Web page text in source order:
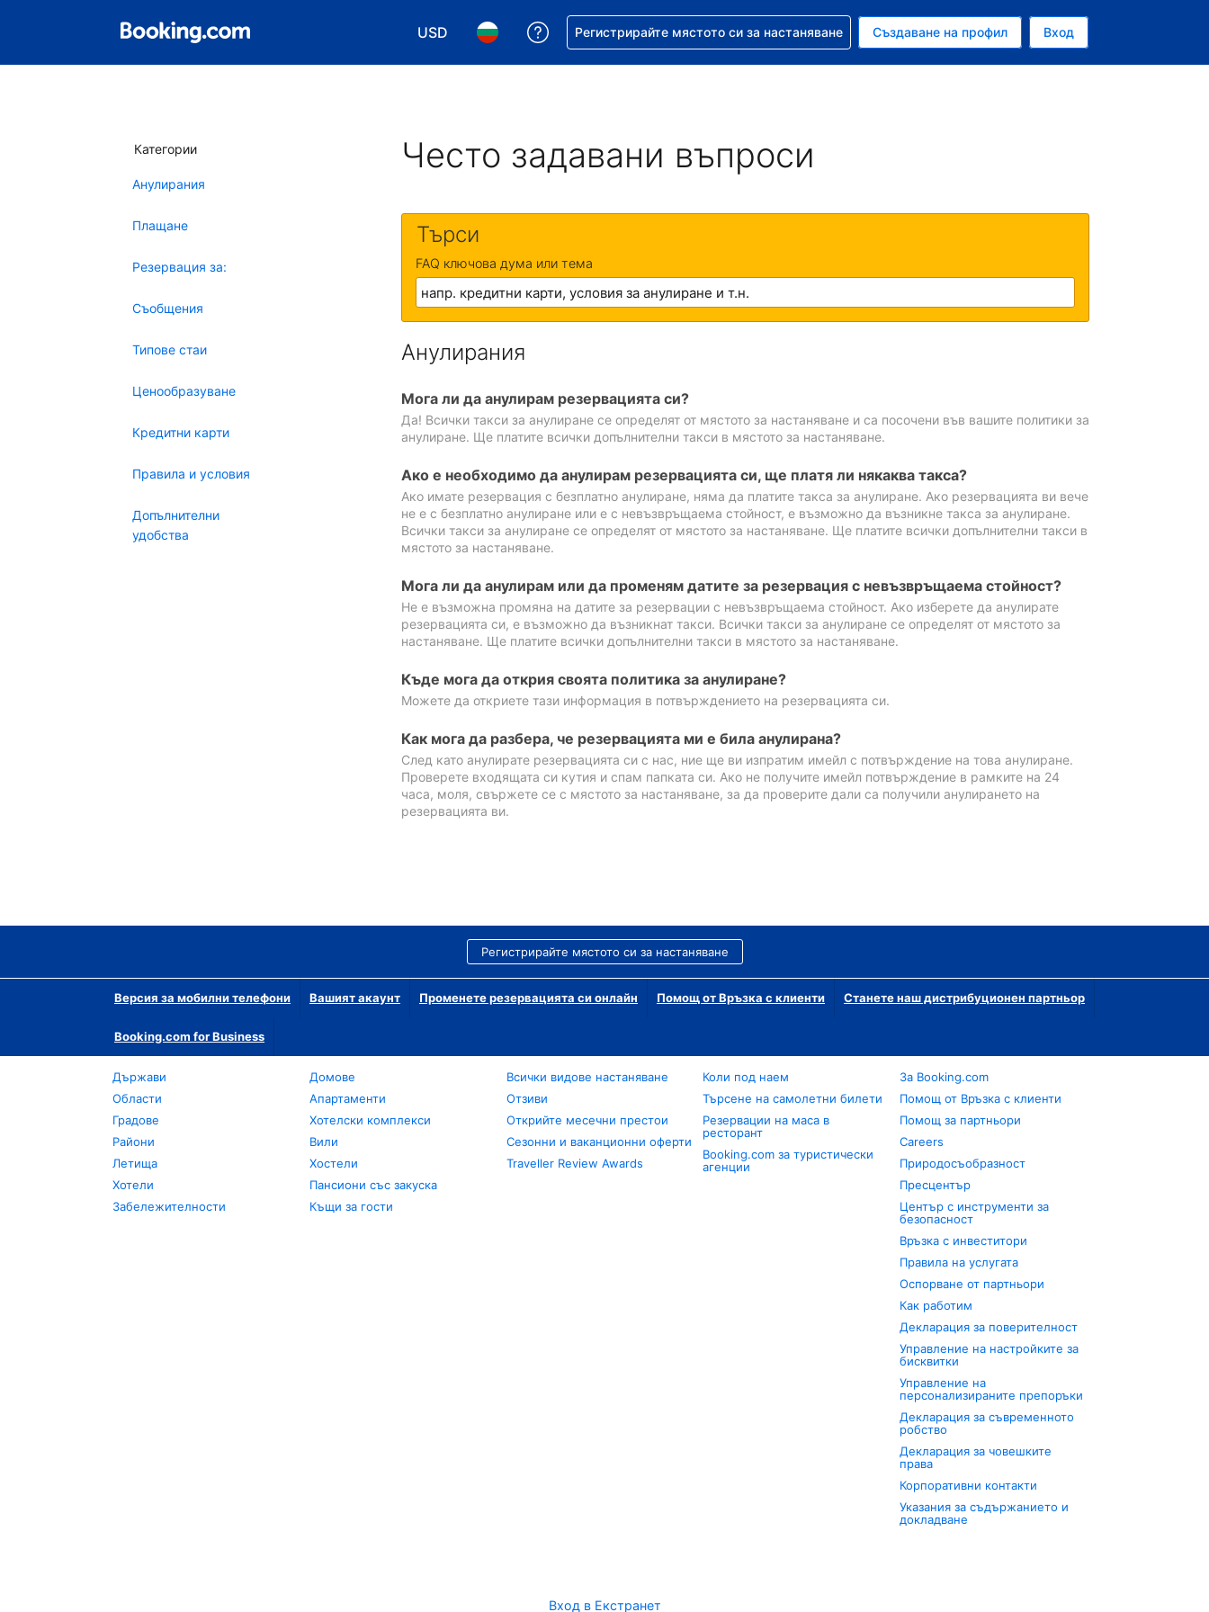
USD
Избор на валута. Избрана валута - Американски долар
Избор на език. Избран език - Български
Помощ с резервацията ви
Регистрирайте мястото си за настаняване Създаване на профил Вход
Категории
Анулирания
Плащане
Резервация за:
Съобщения
Типове стаи
Ценообразуване
Кредитни карти
Правила и условия
Допълнителни
удобства
Често задавани въпроси
Търси
FAQ ключова дума или тема
Анулирания
Мога ли да анулирам резервацията си?
Да! Всички такси за анулиране се определят от мястото за настаняване и са посочени във вашите политики за
анулиране. Ще платите всички допълнителни такси в мястото за настаняване.
Ако е необходимо да анулирам резервацията си, ще платя ли някаква такса?
Ако имате резервация с безплатно анулиране, няма да платите такса за анулиране. Ако резервацията ви вече
не е с безплатно анулиране или е с невъзвръщаема стойност, е възможно да възникне такса за анулиране.
Всички такси за анулиране се определят от мястото за настаняване. Ще платите всички допълнителни такси в
мястото за настаняване.
Мога ли да анулирам или да променям датите за резервация с невъзвръщаема стойност?
Не е възможна промяна на датите за резервации с невъзвръщаема стойност. Ако изберете да анулирате
резервацията си, е възможно да възникнат такси. Всички такси за анулиране се определят от мястото за
настаняване. Ще платите всички допълнителни такси в мястото за настаняване.
Къде мога да открия своята политика за анулиране?
Можете да откриете тази информация в потвърждението на резервацията си.
Как мога да разбера, че резервацията ми е била анулирана?
След като анулирате резервацията си с нас, ние ще ви изпратим имейл с потвърждение на това анулиране.
Проверете входящата си кутия и спам папката си. Ако не получите имейл потвърждение в рамките на 24
часа, моля, свържете се с мястото за настаняване, за да проверите дали са получили анулирането на
резервацията ви.
Регистрирайте мястото си за настаняване
Версия за мобилни телефони Вашият акаунт Променете резервацията си онлайн Помощ от Връзка с клиенти Станете наш дистрибуционен партньор
Booking.com for Business
Държави
Области
Градове
Райони
Летища
Хотели
Забележителности
Домове
Апартаменти
Хотелски комплекси
Вили
Хостели
Пансиони със закуска
Къщи за гости
Всички видове настаняване
Отзиви
Открийте месечни престои
Сезонни и ваканционни оферти
Traveller Review Awards
Коли под наем
Търсене на самолетни билети
Резервации на маса в
ресторант
Booking.com за туристически
агенции
За Booking.com
Помощ от Връзка с клиенти
Помощ за партньори
Careers
Природосъобразност
Пресцентър
Център с инструменти за
безопасност
Връзка с инвеститори
Правила на услугата
Оспорване от партньори
Как работим
Декларация за поверителност
Управление на настройките за
бисквитки
Управление на
персонализираните препоръки
Декларация за съвременното
робство
Декларация за човешките
права
Корпоративни контакти
Указания за съдържанието и
докладване
Вход в Екстранет